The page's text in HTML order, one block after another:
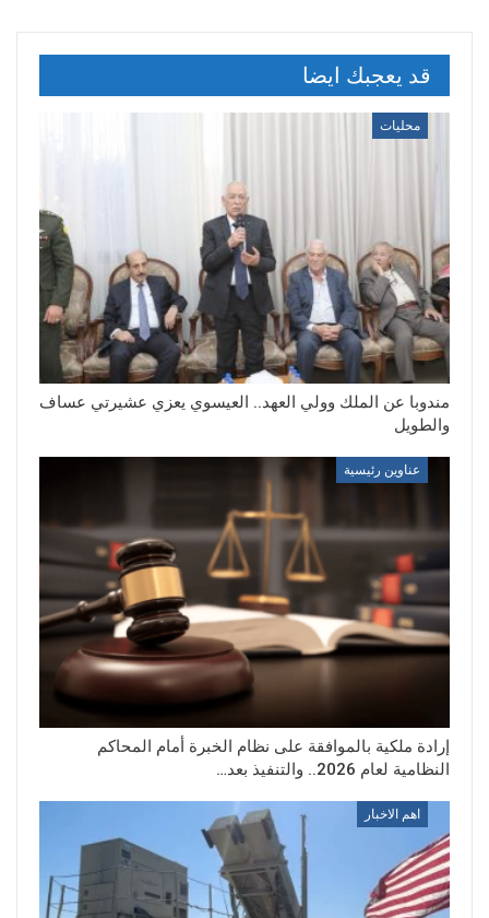
قد يعجبك ايضا
محليات
مندوبا عن الملك وولي العهد.. العيسوي يعزي عشيرتي عساف
والطويل
عناوين رئيسية
إرادة ملكية بالموافقة على نظام الخبرة أمام المحاكم
النظامية لعام 2026.. والتنفيذ بعد…
اهم الاخبار